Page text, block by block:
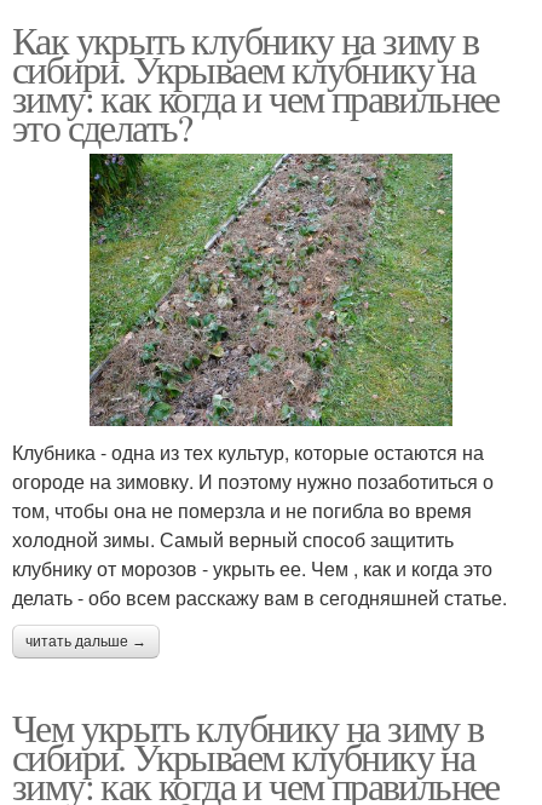
Как укрыть клубнику на зиму в
сибири. Укрываем клубнику на
зиму: как когда и чем правильнее
это сделать?
Клубника - одна из тех культур, которые остаются на
огороде на зимовку. И поэтому нужно позаботиться о
том, чтобы она не померзла и не погибла во время
холодной зимы. Самый верный способ защитить
клубнику от морозов - укрыть ее. Чем , как и когда это
делать - обо всем расскажу вам в сегодняшней статье.
читать дальше →
Чем укрыть клубнику на зиму в
сибири. Укрываем клубнику на
зиму: как когда и чем правильнее